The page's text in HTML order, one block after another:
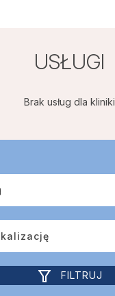
USŁUGI
Brak usług dla kliniki
FILTRUJ